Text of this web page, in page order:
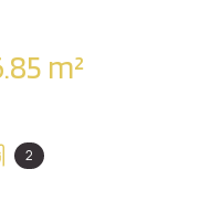
Appartement 7 pièce(s) 5 chambre(s) 206.85 m²
2